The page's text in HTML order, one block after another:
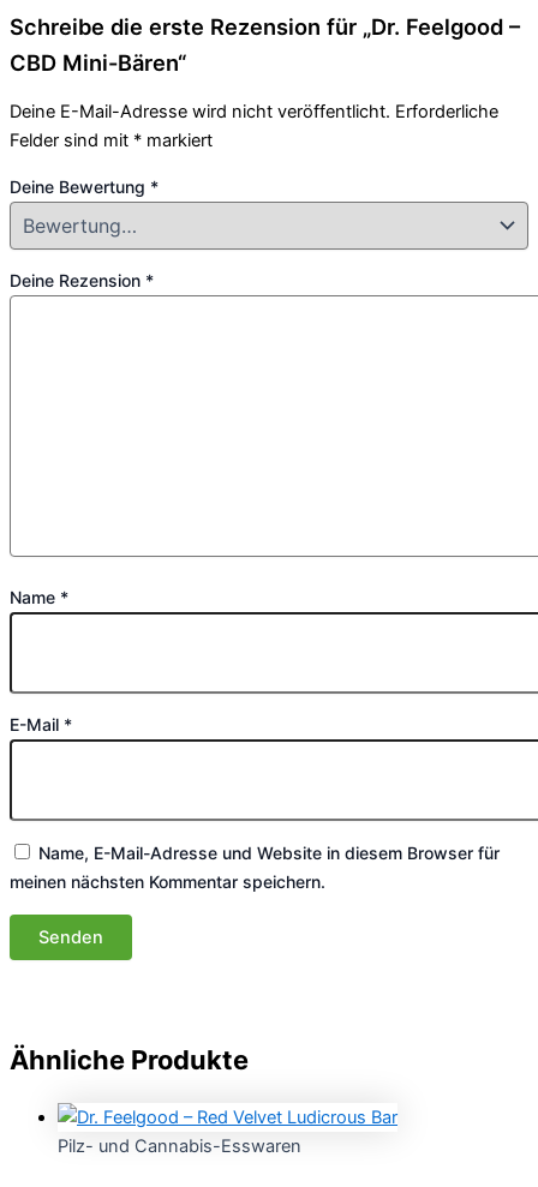
Schreibe die erste Rezension für „Dr. Feelgood –
CBD Mini-Bären“
Deine E-Mail-Adresse wird nicht veröffentlicht. Erforderliche
Felder sind mit * markiert
Deine Bewertung *
Deine Rezension *
Name *
E-Mail *
Name, E-Mail-Adresse und Website in diesem Browser für
meinen nächsten Kommentar speichern.
Ähnliche Produkte
Pilz- und Cannabis-Esswaren